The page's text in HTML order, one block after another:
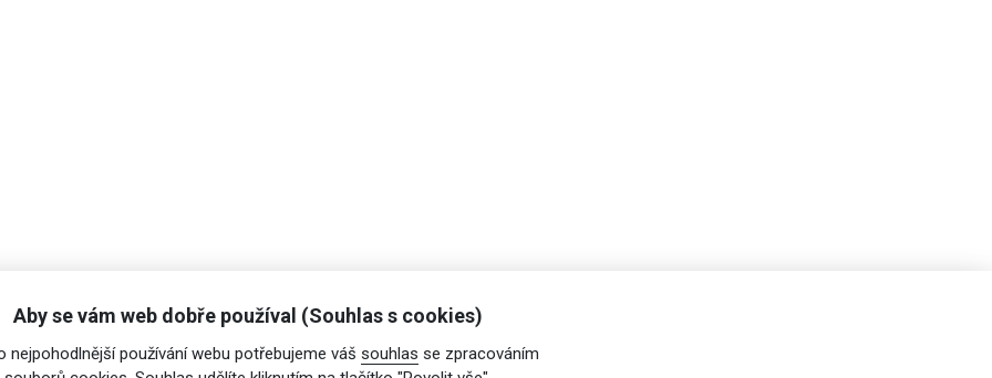
Aby se vám web dobře používal (Souhlas s cookies)
nejpohodlnější používání webu potřebujeme váš souhlas se zpracováním